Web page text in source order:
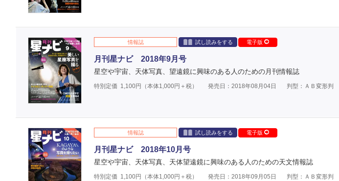
情報誌 試し読みをする 電子版
月刊星ナビ 2018年9月号
星空や宇宙、天体写真、望遠鏡に興味のある人のための月刊情報誌
特別定価 1,100円（本体1,000円＋税） 発売日：2018年08月04日 判型：ＡＢ変形判
情報誌 試し読みをする 電子版
月刊星ナビ 2018年10月号
星空や宇宙、天体写真、天体望遠鏡に興味のある人のための天文情報誌
特別定価 1,100円（本体1,000円＋税） 発売日：2018年09月05日 判型：ＡＢ変形判